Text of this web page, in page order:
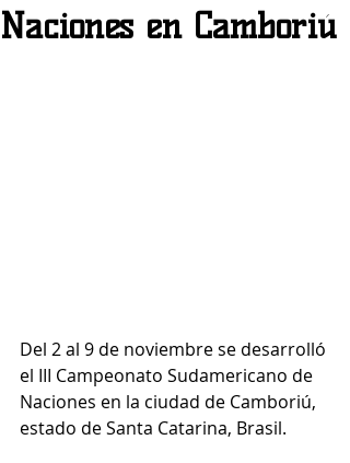
Naciones en Camboriú
Del 2 al 9 de noviembre se desarrolló
el III Campeonato Sudamericano de
Naciones en la ciudad de Camboriú,
estado de Santa Catarina, Brasil.